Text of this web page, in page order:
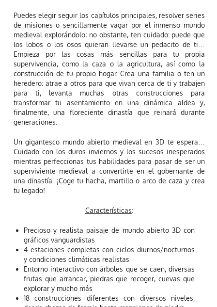
Puedes elegir seguir los capítulos principales, resolver series
de misiones o sencillamente vagar por el inmenso mundo
medieval explorándolo; no obstante, ten cuidado: puede que
los lobos o los osos quieran llevarse un pedacito de ti…
Empieza por las cosas más sencillas para tu propia
supervivencia, como la caza o la agricultura, así como la
construcción de tu propio hogar. Crea una familia o ten un
heredero: atrae a otros para que vivan cerca de ti y trabajen
para ti, levanta muchas otras construcciones para
transformar tu asentamiento en una dinámica aldea y,
finalmente, una floreciente dinastía que reinará durante
generaciones.
Un gigantesco mundo abierto medieval en 3D te espera…
Cuidado con los duros inviernos y los sucesos inesperados
mientras perfeccionas tus habilidades para pasar de ser un
superviviente medieval a convertirte en el gobernante de
una dinastía. ¡Coge tu hacha, martillo o arco de caza y crea
tu legado!
Características:
Precioso y realista paisaje de mundo abierto 3D con
gráficos vanguardistas
4 estaciones completas con ciclos diurnos/nocturnos
y condiciones climáticas realistas
Entorno interactivo con árboles que se caen, diversas
frutas que arrancar, piedras que recoger, cuevas que
explorar y mucho más
18 construcciones diferentes con diversos niveles,